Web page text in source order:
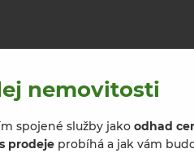
nemovitosti
spojené služby jako odhad
prodejeprobíhá a jak vám